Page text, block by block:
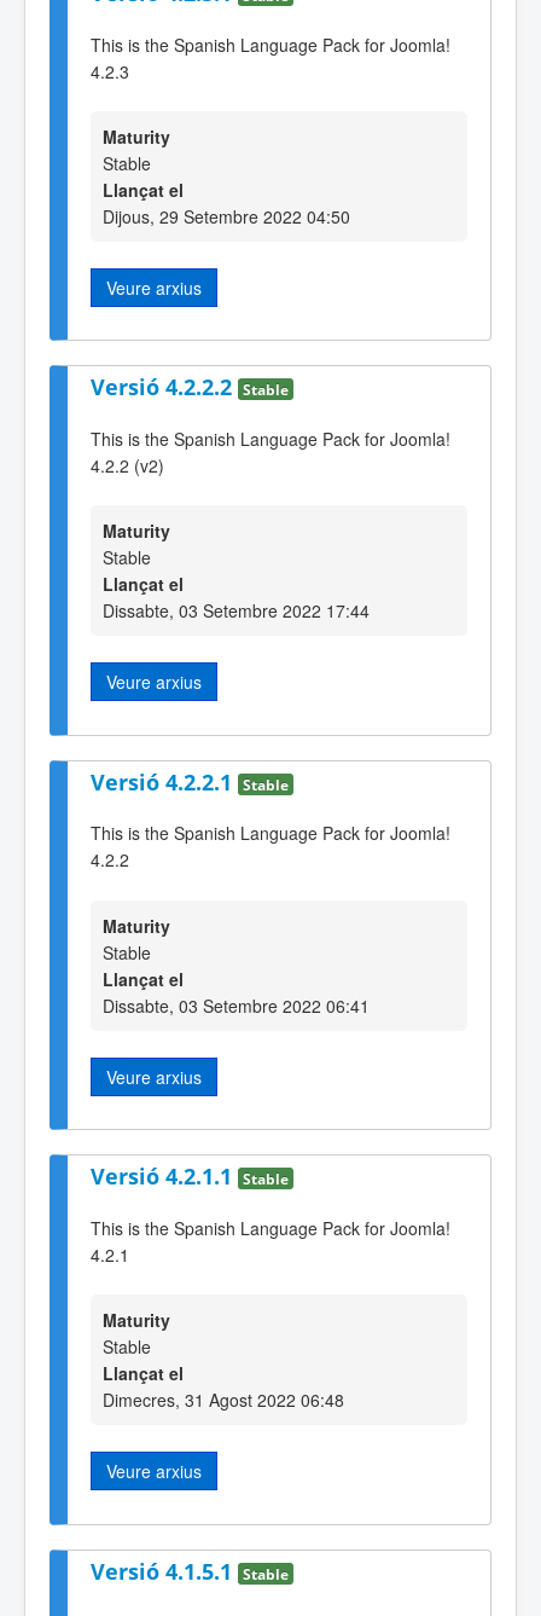
This is the Spanish Language Pack for Joomla!
4.2.3
Maturity
Stable
Llançat el
Dijous, 29 Setembre 2022 04:50
Veure arxius
Versió 4.2.2.2 Stable
This is the Spanish Language Pack for Joomla!
4.2.2 (v2)
Maturity
Stable
Llançat el
Dissabte, 03 Setembre 2022 17:44
Veure arxius
Versió 4.2.2.1 Stable
This is the Spanish Language Pack for Joomla!
4.2.2
Maturity
Stable
Llançat el
Dissabte, 03 Setembre 2022 06:41
Veure arxius
Versió 4.2.1.1 Stable
This is the Spanish Language Pack for Joomla!
4.2.1
Maturity
Stable
Llançat el
Dimecres, 31 Agost 2022 06:48
Veure arxius
Versió 4.1.5.1 Stable